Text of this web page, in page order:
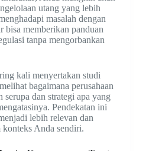
utang yang lebih
masalah dengan
bisa memberikan panduan
tanpa mengorbankan
kali menyertakan studi
bagaimana perusahaan
serupa dan strategi apa yang
Pendekatan ini
lebih relevan dan
Anda sendiri.